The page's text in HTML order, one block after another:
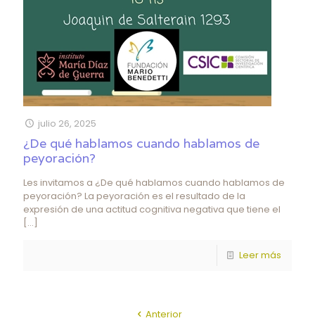
julio 26, 2025
¿De qué hablamos cuando hablamos de
peyoración?
Les invitamos a ¿De qué hablamos cuando hablamos de
peyoración? La peyoración es el resultado de la
expresión de una actitud cognitiva negativa que tiene el
[…]
Leer más
Anterior